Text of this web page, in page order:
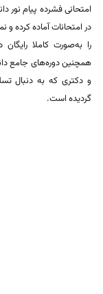
امتحانی فشرده پیام نور
در امتحانات آماده‌ کرده
را به‌صورت کاملا
همچنین دوره‌های جامع
و دکتری که به دنبال
گردیده است.